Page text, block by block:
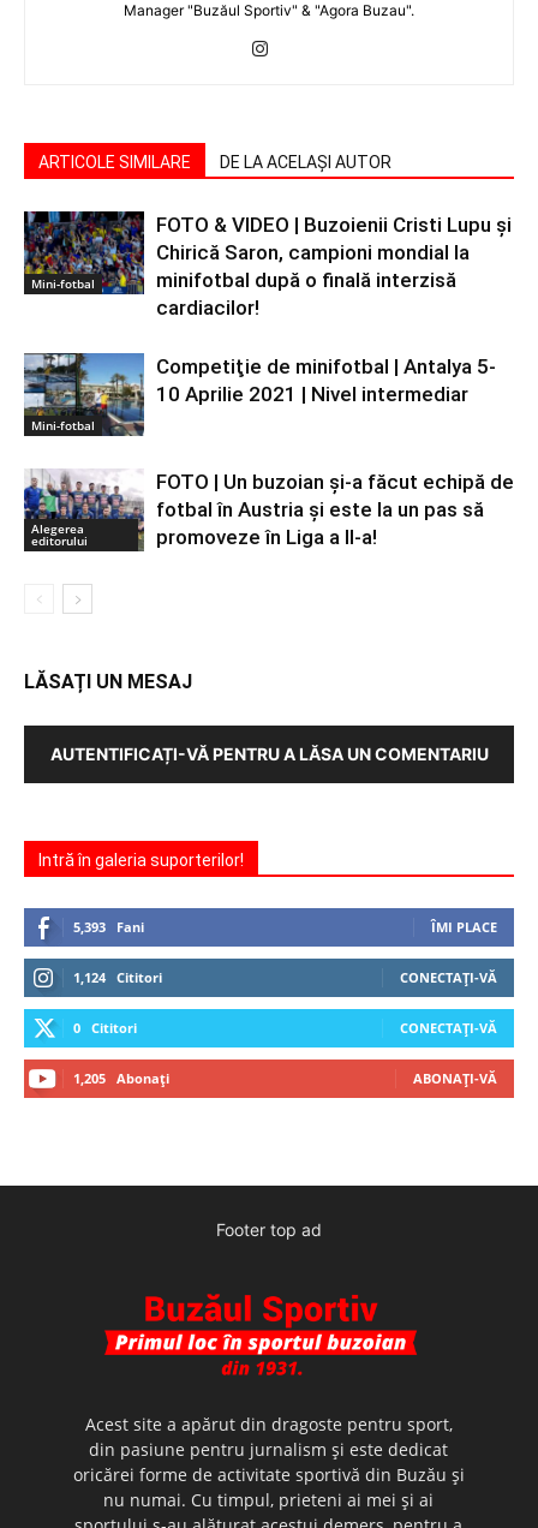
Manager "Buzăul Sportiv" & "Agora Buzau".
ARTICOLE SIMILARE DE LA ACELAȘI AUTOR
Mini-fotbal
FOTO & VIDEO | Buzoienii Cristi Lupu şi
Chirică Saron, campioni mondial la
minifotbal după o finală interzisă
cardiacilor!
Mini-fotbal
Competiţie de minifotbal | Antalya 5-
10 Aprilie 2021 | Nivel intermediar
Alegerea
editorului
FOTO | Un buzoian şi-a făcut echipă de
fotbal în Austria şi este la un pas să
promoveze în Liga a II-a!
LĂSAȚI UN MESAJ
AUTENTIFICAȚI-VĂ PENTRU A LĂSA UN COMENTARIU
Intră în galeria suporterilor!
5,393 Fani ÎMI PLACE
1,124 Cititori CONECTAȚI-VĂ
0 Cititori CONECTAȚI-VĂ
1,205 Abonați ABONAȚI-VĂ
Footer top ad
Acest site a apărut din dragoste pentru sport,
din pasiune pentru jurnalism şi este dedicat
oricărei forme de activitate sportivă din Buzău şi
nu numai. Cu timpul, prieteni ai mei şi ai